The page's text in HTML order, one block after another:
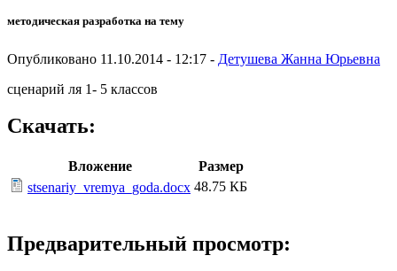
методическая разработка на тему
Опубликовано 11.10.2014 - 12:17 - Детушева Жанна Юрьевна
сценарий ля 1- 5 классов
Скачать:
Вложение
Размер
stsenariy_vremya_goda.docx 48.75 КБ
Предварительный просмотр: